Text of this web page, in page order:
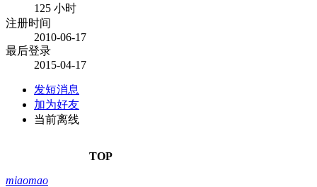
125 小时
注册时间
2010-06-17
最后登录
2015-04-17
发短消息
加为好友
当前离线
TOP
miaomao